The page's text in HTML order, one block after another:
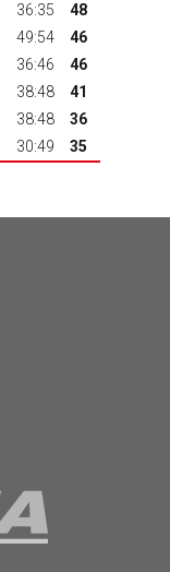
36:35
48
49:54
46
36:46
46
38:48
41
38:48
36
30:49 35